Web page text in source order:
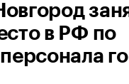
в РФ по